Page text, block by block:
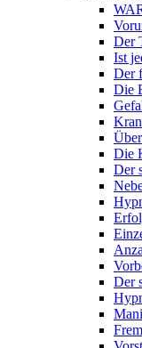
Der
Ist
Der
Die
Die
Der
Der